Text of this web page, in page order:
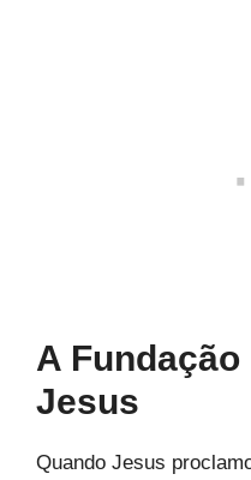
A
Jesus
Quando Jesus